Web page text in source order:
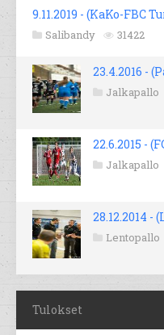
9.11.2019 - (KaKo-FBC
Salibandy 31422
23.4.2016 -
Jalkapallo
22.6.2015 -
Jalkapallo
28.12.2014
Lentopallo
Tulokset